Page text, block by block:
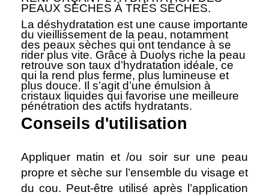
PEAUX SÈCHES À TRÈS SÈCHES.
La déshydratation est une cause importante
du vieillissement de la peau, notamment
des peaux sèches qui ont tendance à se
rider plus vite. Grâce à Duolys riche la peau
retrouve son taux d’hydratation idéale, ce
qui la rend plus ferme, plus lumineuse et
plus douce. Il s’agit d’une émulsion à
cristaux liquides qui favorise une meilleure
pénétration des actifs hydratants.
Conseils d'utilisation
Appliquer matin et /ou soir sur une peau
propre et sèche sur l’ensemble du visage et
du cou. Peut-être utilisé après l’application